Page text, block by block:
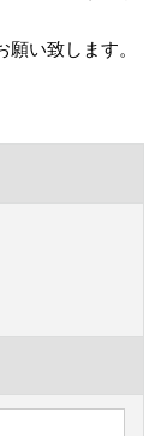
い致します。